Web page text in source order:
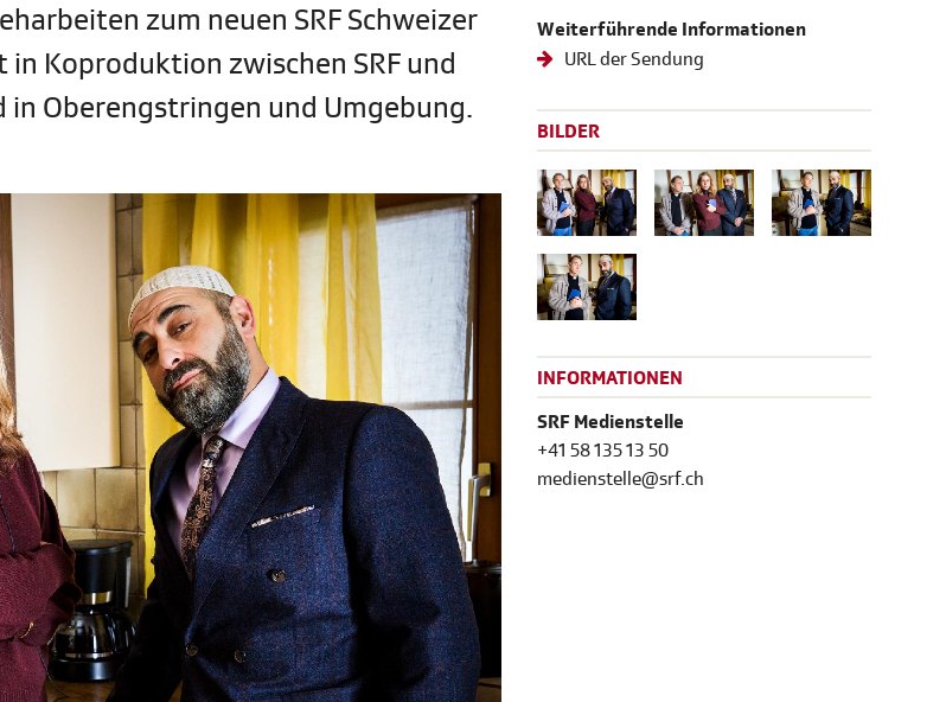
zum neuen SRF Schweizer
Koproduktion zwischen SRF und
Oberengstringen und Umgebung.
Weiterführende Informationen
URL der Sendung
BILDER
INFORMATIONEN
SRF Medienstelle
+41 58 135 13 50
medienstelle@srf.ch